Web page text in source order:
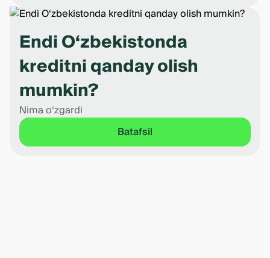
Endi O‘zbekistonda
kreditni qanday olish
mumkin?
Nima o‘zgardi
Batafsil